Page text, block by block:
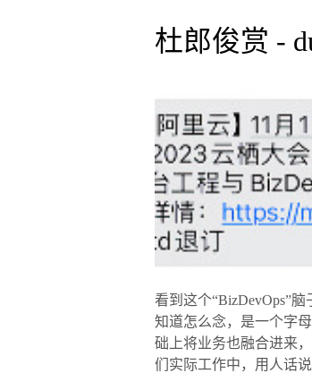
杜郎俊赏 -
看到这个“BizDevOps”
知道怎么念，是一个字母
础上将业务也融合进来
们实际工作中，用人话